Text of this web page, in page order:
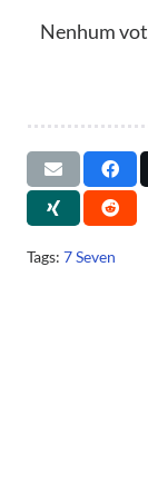
Nenhum
Tags: 7 Seven